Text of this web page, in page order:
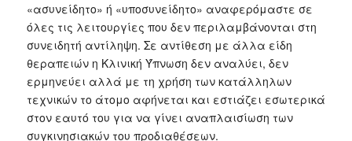
«ασυνείδητο» ή «υποσυνείδητο» αναφερόμαστε σε
όλες τις λειτουργίες που δεν περιλαμβάνονται στη
συνειδητή αντίληψη. Σε αντίθεση με άλλα είδη
θεραπειών η Κλινική Ύπνωση δεν αναλύει, δεν
ερμηνεύει αλλά με τη χρήση των κατάλληλων
τεχνικών το άτομο αφήνεται και εστιάζει εσωτερικά
στον εαυτό του για να γίνει αναπλαισίωση των
συγκινησιακών του προδιαθέσεων.